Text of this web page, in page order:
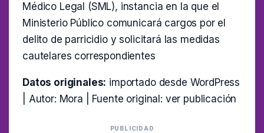
Médico Legal (SML), instancia en la que el
Ministerio Público comunicará cargos por el
delito de parricidio y solicitará las medidas
cautelares correspondientes
Datos originales: importado desde WordPress
| Autor: Mora | Fuente original: ver publicación
PUBLICIDAD